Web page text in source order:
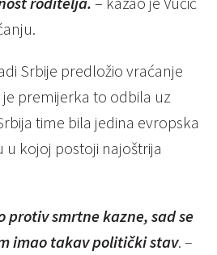
Srbije predložio vraćanje
premijerka to odbila uz
time bila jedina evropska
u kojoj postoji najoštrija
protiv smrtne kazne, sad se
imao takav politički stav. –